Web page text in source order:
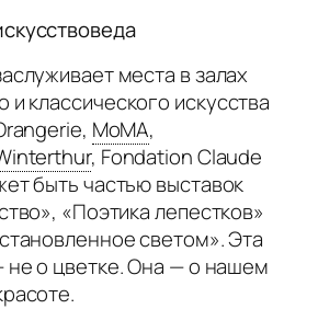
места в залах
классического искусства
MoMA,
, Fondation Claude
быть частью выставок
«Поэтика лепестков»
светом». Эта
о цветке. Она — о нашем